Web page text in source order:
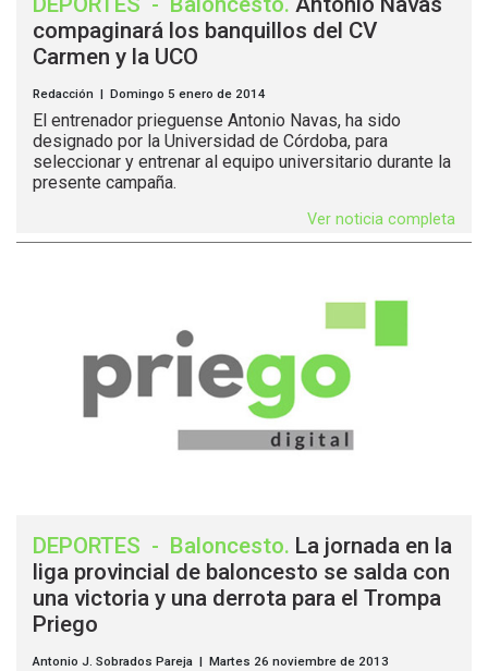
compaginará los banquillos del CV
Carmen y la UCO
Redacción | Domingo 5 enero de 2014
El entrenador prieguense Antonio Navas, ha sido
designado por la Universidad de Córdoba, para
seleccionar y entrenar al equipo universitario durante la
presente campaña.
Ver noticia completa
DEPORTES - Baloncesto. La jornada en la
liga provincial de baloncesto se salda con
una victoria y una derrota para el Trompa
Priego
Antonio J. Sobrados Pareja | Martes 26 noviembre de 2013